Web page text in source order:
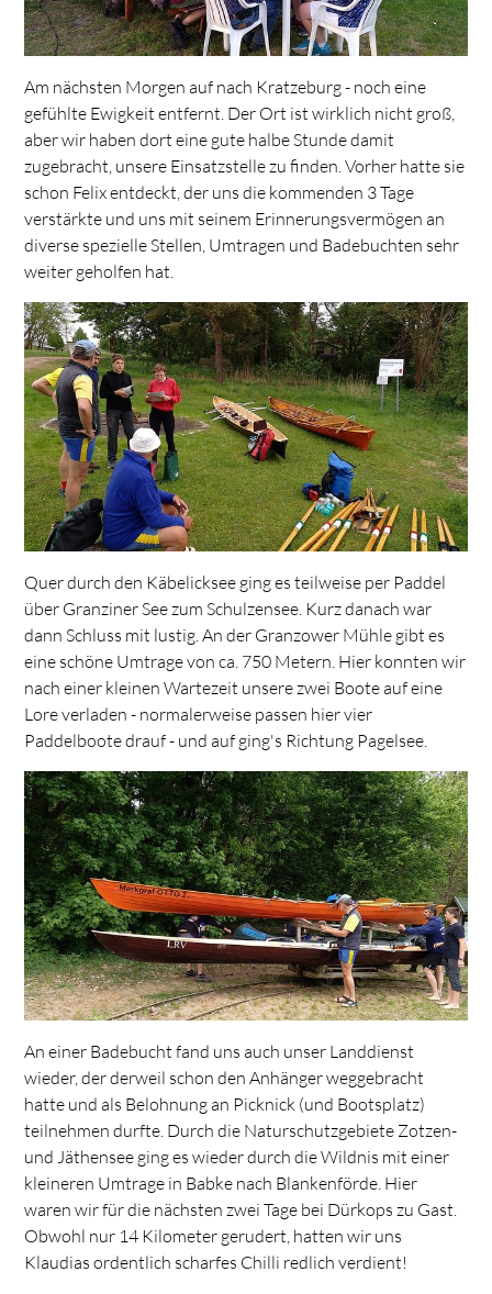
Am nächsten Morgen auf nach Kratzeburg - noch eine
gefühlte Ewigkeit entfernt. Der Ort ist wirklich nicht groß,
aber wir haben dort eine gute halbe Stunde damit
zugebracht, unsere Einsatzstelle zu finden. Vorher hatte sie
schon Felix entdeckt, der uns die kommenden 3 Tage
verstärkte und uns mit seinem Erinnerungsvermögen an
diverse spezielle Stellen, Umtragen und Badebuchten sehr
weiter geholfen hat.
Quer durch den Käbelicksee ging es teilweise per Paddel
über Granziner See zum Schulzensee. Kurz danach war
dann Schluss mit lustig. An der Granzower Mühle gibt es
eine schöne Umtrage von ca. 750 Metern. Hier konnten wir
nach einer kleinen Wartezeit unsere zwei Boote auf eine
Lore verladen - normalerweise passen hier vier
Paddelboote drauf - und auf ging's Richtung Pagelsee.
An einer Badebucht fand uns auch unser Landdienst
wieder, der derweil schon den Anhänger weggebracht
hatte und als Belohnung an Picknick (und Bootsplatz)
teilnehmen durfte. Durch die Naturschutzgebiete Zotzen-
und Jäthensee ging es wieder durch die Wildnis mit einer
kleineren Umtrage in Babke nach Blankenförde. Hier
waren wir für die nächsten zwei Tage bei Dürkops zu Gast.
Obwohl nur 14 Kilometer gerudert, hatten wir uns
Klaudias ordentlich scharfes Chilli redlich verdient!